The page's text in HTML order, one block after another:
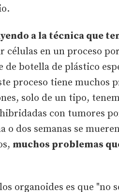
a la técnica que
células en un proceso
de botella de plástico
proceso tiene muchos
solo de un tipo,
con tumores
o dos semanas se
muchos problemas
organoides es que "no